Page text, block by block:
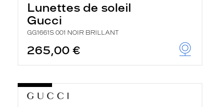
Lunettes de soleil
Gucci
GG1661S 001 NOIR BRILLANT
265,00 €